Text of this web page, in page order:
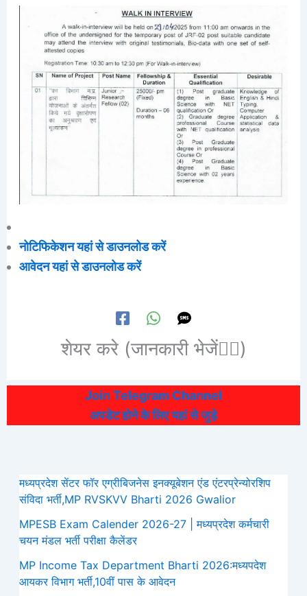
नोटिफिकेशन यहां से डाउनलोड करें
आवेदन यहां से डाउनलोड करें
शेयर करे (जानकारी भेजें👆🏻)
Join Telegram Channel
अपडेट होने के लिए यहां से जुड़े
मध्यप्रदेश सेंटर फॉर एग्रीबिजनेस इनक्यूबेशन एंड एंटरप्रेन्योरशिप
संविदा भर्ती,MP RVSKVV Bharti 2026 Gwalior
MPESB Exam Calender 2026-27 | मध्यप्रदेश कर्मचारी
चयन मंडल भर्ती परीक्षा कैलेंडर
MP Income Tax Department Bharti 2026:मध्‍यपदेश
आयकर विभाग भर्ती,10वीं पास के आवेदन